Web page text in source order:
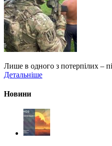
Лише в одного з потерпілих –
Детальніше
Новини